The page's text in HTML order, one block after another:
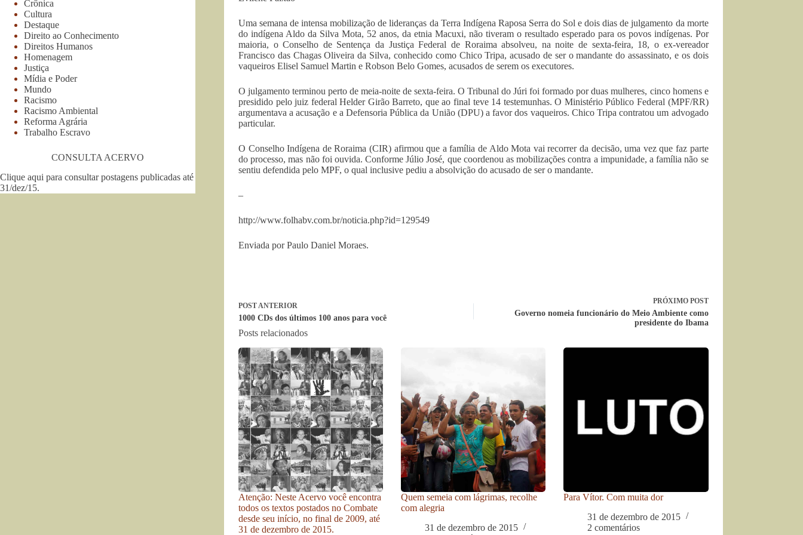
Uma semana de intensa mobilização de lideranças da Terra Indígena Raposa Serra do Sol e dois dias de julgamento da morte
do indígena Aldo da Silva Mota, 52 anos, da etnia Macuxi, não tiveram o resultado esperado para os povos indígenas. Por
maioria, o Conselho de Sentença da Justiça Federal de Roraima absolveu, na noite de sexta-feira, 18, o ex-vereador
Francisco das Chagas Oliveira da Silva, conhecido como Chico Tripa, acusado de ser o mandante do assassinato, e os dois
vaqueiros Elisel Samuel Martin e Robson Belo Gomes, acusados de serem os executores.
O julgamento terminou perto de meia-noite de sexta-feira. O Tribunal do Júri foi formado por duas mulheres, cinco homens e
presidido pelo juiz federal Helder Girão Barreto, que ao final teve 14 testemunhas. O Ministério Público Federal (MPF/RR)
argumentava a acusação e a Defensoria Pública da União (DPU) a favor dos vaqueiros. Chico Tripa contratou um advogado
particular.
O Conselho Indígena de Roraima (CIR) afirmou que a família de Aldo Mota vai recorrer da decisão, uma vez que faz parte
do processo, mas não foi ouvida. Conforme Júlio José, que coordenou as mobilizações contra a impunidade, a família não se
sentiu defendida pelo MPF, o qual inclusive pediu a absolvição do acusado de ser o mandante.
–
http://www.folhabv.com.br/noticia.php?id=129549
Enviada por Paulo Daniel Moraes.
POSTANTERIOR
1000 CDs dos últimos 100 anos para você
PRÓXIMO POST
Governo nomeia funcionário do Meio Ambiente como
presidente do Ibama
Posts relacionados
Atenção: Neste Acervo você encontra
todos os textos postados no Combate
desde seu início, no final de 2009, até
31 de dezembro de 2015.
Quem semeia com lágrimas, recolhe
com alegria
31 de dezembro de 2015
Para Vítor. Com muita dor
31 de dezembro de 2015
2 comentários
Crônica
Cultura
Destaque
Direito ao Conhecimento
Direitos Humanos
Homenagem
Justiça
Mídia e Poder
Mundo
Racismo
Racismo Ambiental
Reforma Agrária
Trabalho Escravo
CONSULTA ACERVO
Clique aqui para consultar postagens publicadas até
31/dez/15.